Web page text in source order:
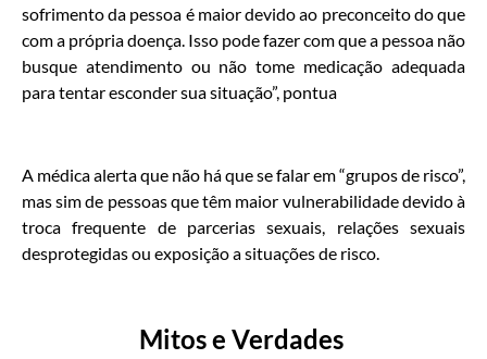
sofrimento da pessoa é maior devido ao preconceito do que
com a própria doença. Isso pode fazer com que a pessoa não
busque atendimento ou não tome medicação adequada
para tentar esconder sua situação”, pontua
A médica alerta que não há que se falar em “grupos de risco”,
mas sim de pessoas que têm maior vulnerabilidade devido à
troca frequente de parcerias sexuais, relações sexuais
desprotegidas ou exposição a situações de risco.
Mitos e Verdades